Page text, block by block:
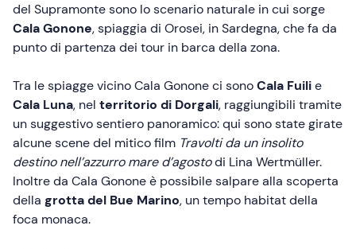
del Supramonte sono lo scenario naturale in cui sorge
Cala Gonone, spiaggia di Orosei, in Sardegna, che fa da
punto di partenza dei tour in barca della zona.
Tra le spiagge vicino Cala Gonone ci sonoCala Fuilie
Cala Luna, nel territorio di Dorgali, raggiungibili tramite
un suggestivo sentiero panoramico: qui sono state girate
alcune scene del mitico film Travolti da un insolito
destino nell’azzurro mare d’agostodi Lina Wertmüller.
Inoltre da Cala Gonone è possibile salpare alla scoperta
della grotta del Bue Marino, un tempo habitat della
foca monaca.